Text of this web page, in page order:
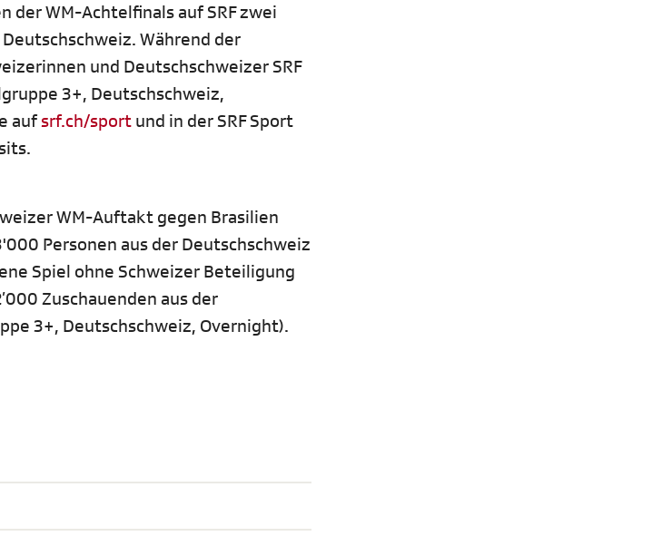
WM-Achtelfinals auf SRF zwei
Während der
und Deutschschweizer SRF
3+, Deutschschweiz,
aufsrf.ch/sport und in der SRF Sport
WM-Auftakt gegen Brasilien
Personen aus der Deutschschweiz
Spiel ohne Schweizer Beteiligung
Zuschauenden aus der
3+, Deutschschweiz, Overnight).